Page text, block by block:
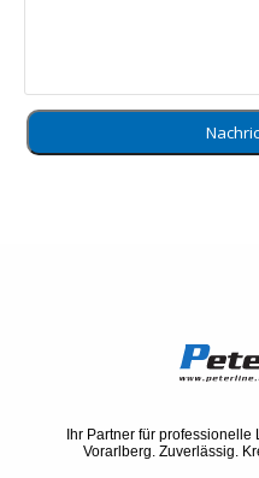
Ihr Partner für
Vorarlberg. Zuverlässig.